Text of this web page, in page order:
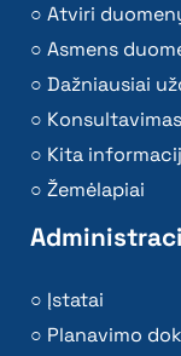
Atviri
Asmens
Dažniausiai
Kita
Žemėlapiai
Įstatai
Planavimo